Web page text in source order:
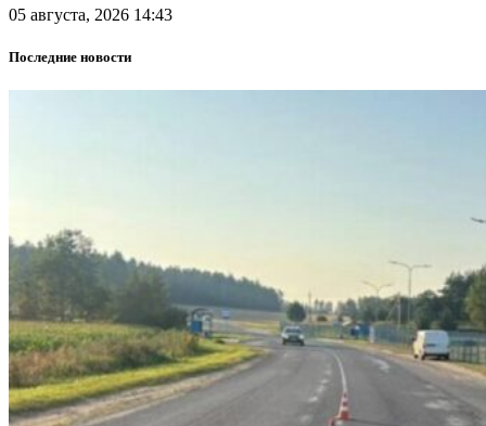
05 августа, 2026 14:43
Последние новости